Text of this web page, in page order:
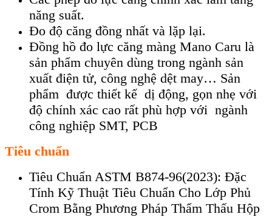
năng suất.
Đo độ căng đồng nhất và lặp lại.
Đồng hồ đo lực căng màng Mano Caru là
sản phẩm chuyên dùng trong ngành sản
xuất điện tử, công nghệ dệt may… Sản
phẩm được thiết kế dị động, gọn nhẹ với
độ chính xác cao rất phù hợp với ngành
công nghiệp SMT, PCB
Tiêu chuẩn
Tiêu Chuẩn ASTM B874-96(2023): Đặc
Tính Kỹ Thuật Tiêu Chuẩn Cho Lớp Phủ
Crom Bằng Phương Pháp Thẩm Thấu Hộp